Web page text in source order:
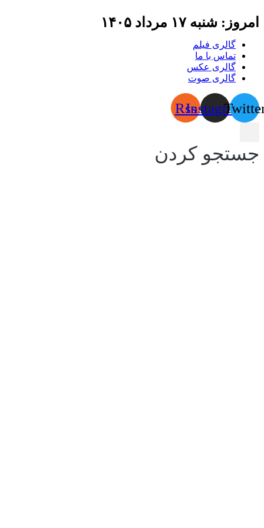
امروز: شنبه ۱۷ مرداد ۱۴۰۵
گالری فیلم
تماس با ما
گالری عکس
گالری صوت
Instagram
Rss
جستجو کردن